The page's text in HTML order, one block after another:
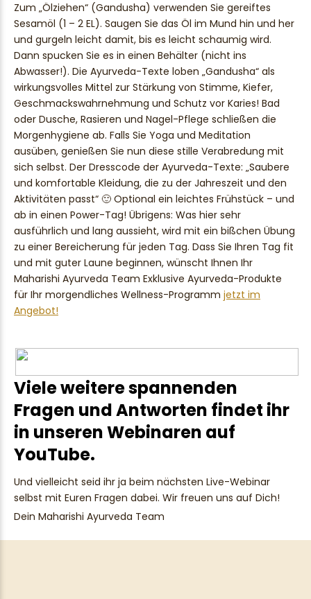
Zum „Ölziehen“ (Gandusha) verwenden Sie gereiftes
Sesamöl (1 – 2 EL). Saugen Sie das Öl im Mund hin und her
und gurgeln leicht damit, bis es leicht schaumig wird.
Dann spucken Sie es in einen Behälter (nicht ins
Abwasser!). Die Ayurveda-Texte loben „Gandusha“ als
wirkungsvolles Mittel zur Stärkung von Stimme, Kiefer,
Geschmackswahrnehmung und Schutz vor Karies! Bad
oder Dusche, Rasieren und Nagel-Pflege schließen die
Morgenhygiene ab. Falls Sie Yoga und Meditation
ausüben, genießen Sie nun diese stille Verabredung mit
sich selbst. Der Dresscode der Ayurveda-Texte: „Saubere
und komfortable Kleidung, die zu der Jahreszeit und den
Aktivitäten passt“ 🙂 Optional ein leichtes Frühstück – und
ab in einen Power-Tag! Übrigens: Was hier sehr
ausführlich und lang aussieht, wird mit ein bißchen Übung
zu einer Bereicherung für jeden Tag. Dass Sie Ihren Tag fit
und mit guter Laune beginnen, wünscht Ihnen Ihr
Maharishi Ayurveda Team Exklusive Ayurveda-Produkte
für Ihr morgendliches Wellness-Programm jetzt im
Angebot!
Viele weitere spannenden
Fragen und Antworten findet ihr
in unseren Webinaren auf
YouTube.
Und vielleicht seid ihr ja beim nächsten Live-Webinar
selbst mit Euren Fragen dabei. Wir freuen uns auf Dich!
Dein Maharishi Ayurveda Team